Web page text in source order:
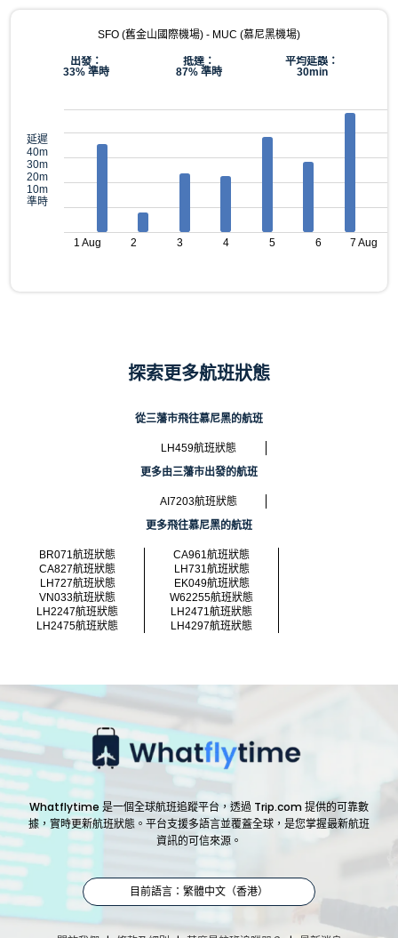
SFO (舊金山國際機場) - MUC (慕尼黑機場)
出發：
33% 準時
抵達：
87% 準時
平均延誤：
30min
延遲
40m
30m
20m
10m
準時
1 Aug 2 3 4 5 6 7 Aug
探索更多航班狀態
從三藩市飛往慕尼黑的航班
LH459航班狀態
更多由三藩市出發的航班
AI7203航班狀態
更多飛往慕尼黑的航班
BR071航班狀態
CA961航班狀態
CA827航班狀態
LH731航班狀態
LH727航班狀態
EK049航班狀態
VN033航班狀態
W62255航班狀態
LH2247航班狀態
LH2471航班狀態
LH2475航班狀態
LH4297航班狀態
Whatflytime 是一個全球航班追蹤平台，透過 Trip.com 提供的可靠數
據，實時更新航班狀態。平台支援多語言並覆蓋全球，是您掌握最新航班
資訊的可信來源。
目前語言：繁體中文（香港）